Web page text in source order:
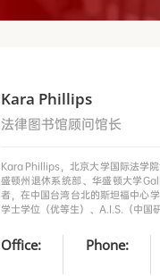
Kara Phillips
法律图书馆顾问馆长
Kara Phillips，北京大学国际法学
盛顿州退休系统部、华盛顿大学
者，在中国台湾台北的斯坦福中心
学士学位（优等生）、A.I.S.（中国
Office: Phone: